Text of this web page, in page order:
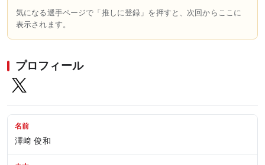
気になる選手ページで「推しに登録」を押すと、次回からここに
表示されます。
プロフィール
名前
澤﨑 俊和